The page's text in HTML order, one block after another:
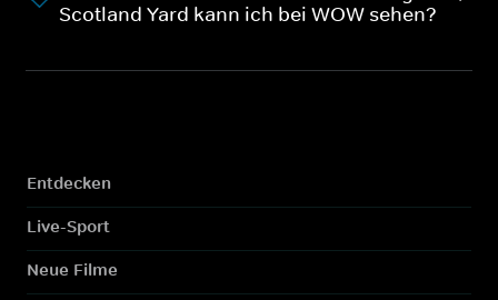
Scotland Yard kann ich bei WOW sehen?
Entdecken
Live-Sport
Neue Filme